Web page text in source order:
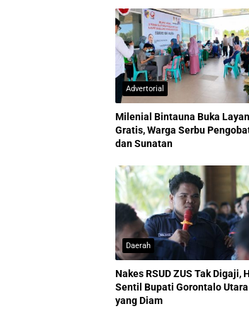
Advertorial
Milenial Bintauna Buka
Gratis, Warga Serbu
dan Sunatan
Daerah
Nakes RSUD ZUS Tak Digaji,
Sentil Bupati Gorontalo Utara
yang Diam